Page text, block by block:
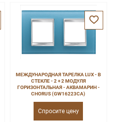
МЕЖДУНАРОДНАЯ ТАРЕЛКА LUX - В
СТЕКЛЕ - 2 + 2 МОДУЛЯ
ГОРИЗОНТАЛЬНАЯ - АКВАМАРИН -
CHORUS (GW16223CA)
Спросите цену